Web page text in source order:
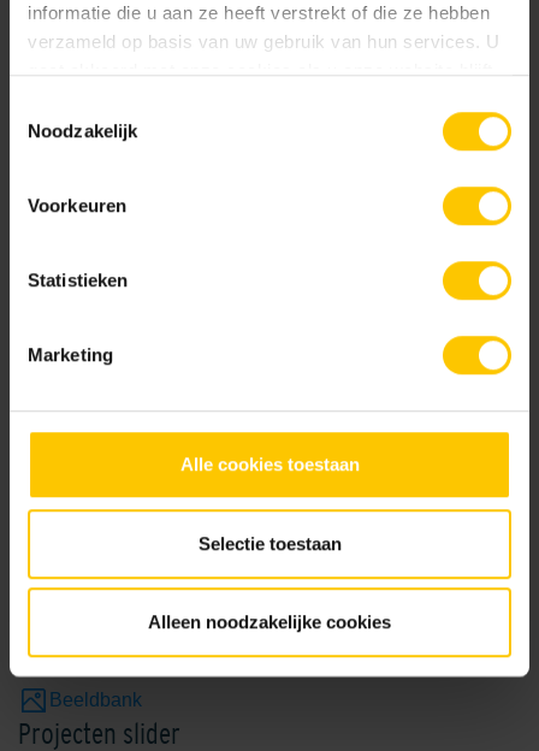
informatie die u aan ze heeft verstrekt of die ze hebben
verzameld op basis van uw gebruik van hun services. U
gaat akkoord met onze cookies als u onze website blijft
Noodzakelijk
Voorkeuren
Statistieken
Marketing
Alle cookies toestaan
Selectie toestaan
Alleen noodzakelijke cookies
Blonde Walnut
Adviesgesprek
DoP verklaringen
Certificaten Kwaliteit & Milieu
Beeldbank
Projecten slider